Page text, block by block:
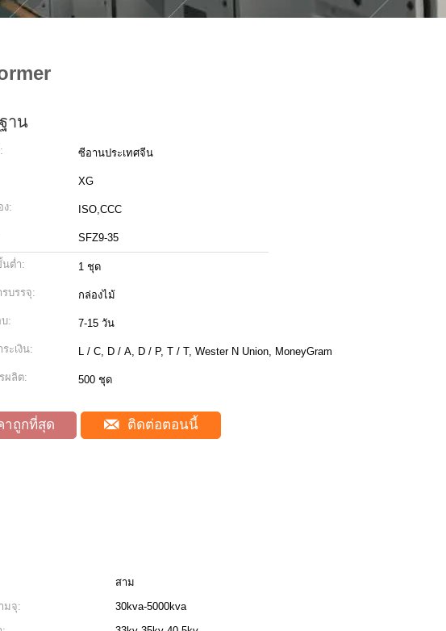
าน
ซีอานประเทศจีน
XG
ง: ISO,CCC
SFZ9-35
ต่ำ: 1 ชุด
รบรรจุ: กล่องไม้
บ: 7-15 วัน
ะเงิน: L / C, D / A, D / P, T / T, Wester N Union, MoneyGram
ผลิต: 500 ชุด
าถูกที่สุด ติดต่อตอนนี้
สาม
มจุ:
30kva-5000kva